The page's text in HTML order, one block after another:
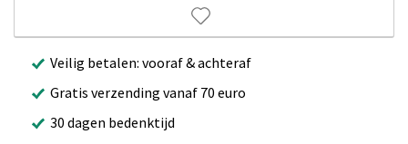
Veilig betalen: vooraf & achteraf
Gratis verzending vanaf 70 euro
30 dagen bedenktijd